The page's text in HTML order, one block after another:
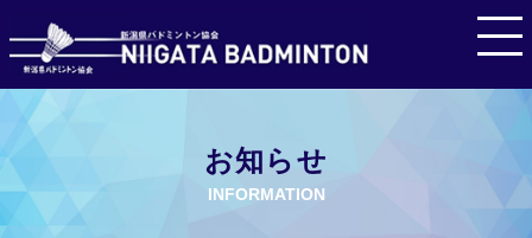
お知らせ
INFORMATION